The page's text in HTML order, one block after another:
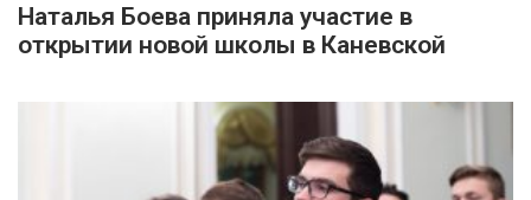
Наталья Боева приняла участие в
открытии новой школы в Каневской